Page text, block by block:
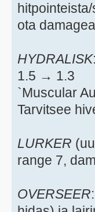
ota
HYDRALISK
1.5 → 1.3
`Muscular
Tarvitsee
LURKER
range 7,
OVERSEER